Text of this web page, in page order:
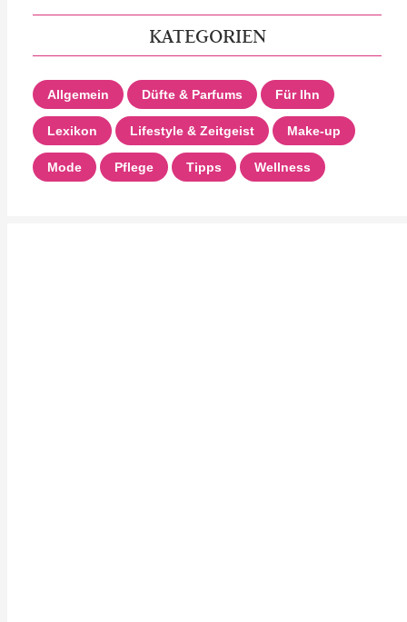
KATEGORIEN
Allgemein Düfte & Parfums Für Ihn
Lexikon Lifestyle & Zeitgeist Make-up
Mode Pflege Tipps Wellness